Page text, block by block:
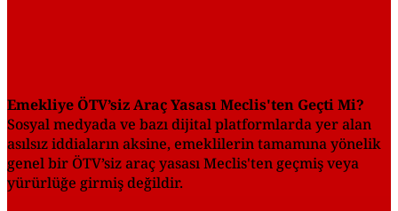
Emekliye ÖTV’siz Araç Yasası Meclis'ten Geçti Mi?
Sosyal medyada ve bazı dijital platformlarda yer alan
asılsız iddiaların aksine, emeklilerin tamamına yönelik
genel bir ÖTV’siz araç yasası Meclis'ten geçmiş veya
yürürlüğe girmiş değildir.